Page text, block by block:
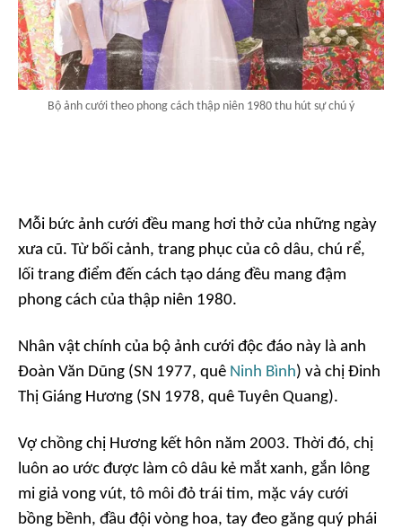
Bộ ảnh cưới theo phong cách thập niên 1980 thu hút sự chú ý
Mỗi bức ảnh cưới đều mang hơi thở của những ngày
xưa cũ. Từ bối cảnh, trang phục của cô dâu, chú rể,
lối trang điểm đến cách tạo dáng đều mang đậm
phong cách của thập niên 1980.
Nhân vật chính của bộ ảnh cưới độc đáo này là anh
Đoàn Văn Dũng (SN 1977, quê Ninh Bình) và chị Đinh
Thị Giáng Hương (SN 1978, quê Tuyên Quang).
Vợ chồng chị Hương kết hôn năm 2003. Thời đó, chị
luôn ao ước được làm cô dâu kẻ mắt xanh, gắn lông
mi giả vong vút, tô môi đỏ trái tim, mặc váy cưới
bồng bềnh, đầu đội vòng hoa, tay đeo găng quý phái